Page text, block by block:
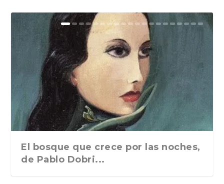
El bosque que crece por las noches,
de Pablo Dobri...